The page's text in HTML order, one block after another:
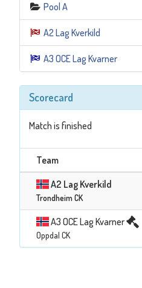
Pool A
A2 Lag Kverkild
A3 OCE Lag Kvarner
Scorecard
Match is finished
Team
A2 Lag Kverkild
Trondheim CK
A3 OCE Lag Kvarner
Oppdal CK